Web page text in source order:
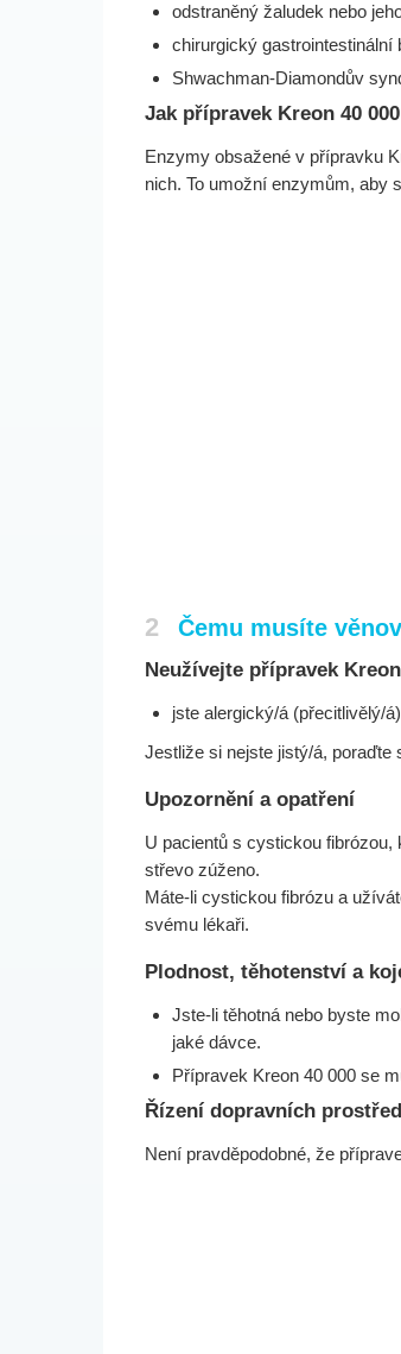
odstraněný žaludek nebo
chirurgický gastrointestinální
Shwachman-Diamondův
Jak přípravek Kreon 40
Enzymy obsažené v přípravku
nich. To umožní enzymům, aby
2 Čemu musíte
Neužívejte přípravek
jste alergický/á (přecitlivělý/
Jestliže si nejste jistý/á,
Upozornění a opatření
U pacientů s cystickou
střevo zúženo.
Máte-li cystickou fibrózu a
svému lékaři.
Plodnost, těhotenství a
Jste-li těhotná nebo byste
jaké dávce.
Přípravek Kreon 40 000 se
Řízení dopravních
Není pravděpodobné, že